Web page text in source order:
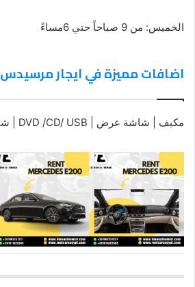
الخميس: من 9 صباحاً حتي 6مساءً
اضافات مميزة في ايجار مرسيدس E200 لخدمة الليموزين والسياحة وحفلات الزفاف
مكيف | شاشة عرض | DVD /CD/ USB | شاحن USB | GPS